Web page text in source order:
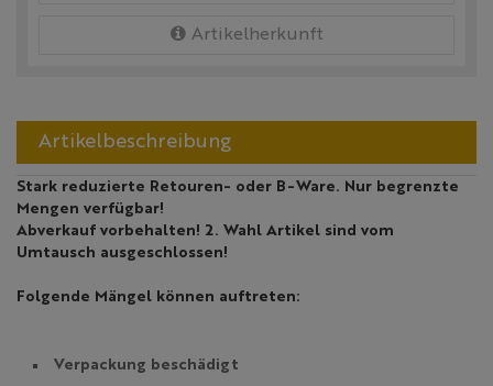
Artikelherkunft
Artikelbeschreibung
Stark reduzierte Retouren- oder B-Ware. Nur begrenzte
Mengen verfügbar!
Abverkauf vorbehalten! 2. Wahl Artikel sind vom
Umtausch ausgeschlossen!
Folgende Mängel können auftreten:
Verpackung beschädigt